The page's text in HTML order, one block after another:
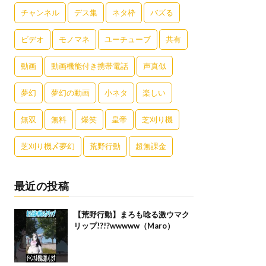
チャンネル デス集 ネタ枠 バズる
ビデオ モノマネ ユーチューブ 共有
動画 動画機能付き携帯電話 声真似
夢幻 夢幻の動画 小ネタ 楽しい
無双 無料 爆笑 皇帝 芝刈り機
芝刈り機〆夢幻 荒野行動 超無課金
最近の投稿
【荒野行動】まろも唸る激ウマク
リップ!?!?wwwww（Maro）